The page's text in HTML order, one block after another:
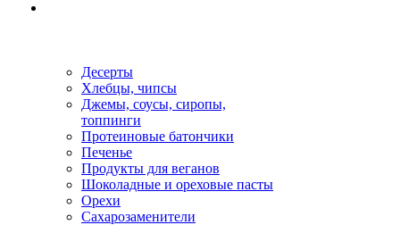
Десерты
Хлебцы, чипсы
Джемы, соусы, сиропы,
топпинги
Протеиновые батончики
Печенье
Продукты для веганов
Шоколадные и ореховые пасты
Орехи
Сахарозаменители